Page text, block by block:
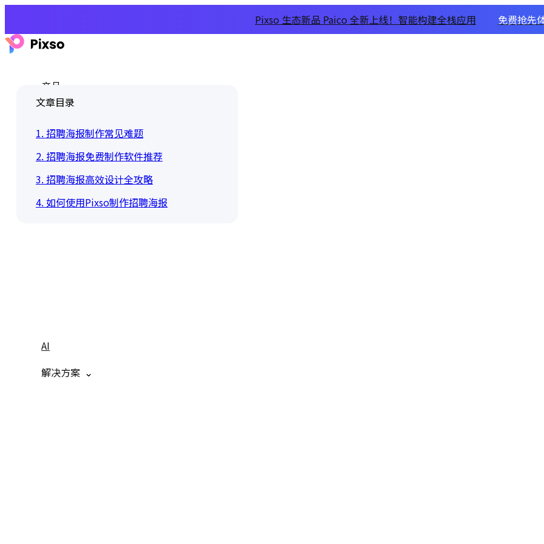
Pixso 生态新品 Paico 全新上线！智能构建全栈应用 免费抢先
产品
AI
解决方案
文章目录
1. 招聘海报制作常见难题
2. 招聘海报免费制作软件推荐
3. 招聘海报高效设计全攻略
4. 如何使用Pixso制作招聘海报